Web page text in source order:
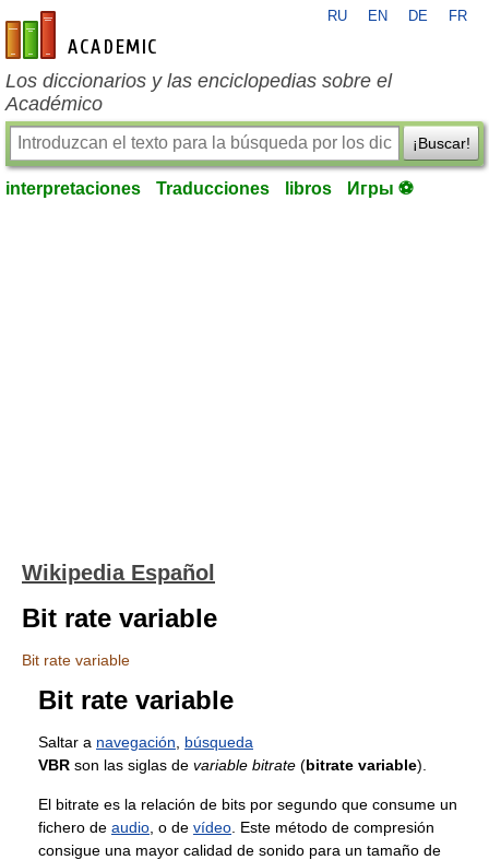
es-academic.com
RU EN DE FR
Los diccionarios y las enciclopedias sobre el
Académico
¡Buscar!
interpretaciones Traducciones libros Игры ⚽
Wikipedia Español
Bit rate variable
Bit rate variable
Bit rate variable
Saltar a navegación
búsqueda
VBR son las siglas de variable bitrate (bitrate variable).
El bitrate es la relación de bits por segundo que consume un
fichero de audio , o de vídeo . Este método de compresión
consigue una mayor calidad de sonido para un tamaño de